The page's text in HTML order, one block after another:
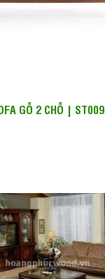
GỖ 2 CHỖ | ST009